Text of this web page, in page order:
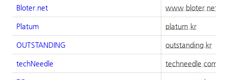
Bloter.net www.bloter.net
Platum platum.kr
OUTSTANDING outstanding.kr
techNeedle techneedle.com